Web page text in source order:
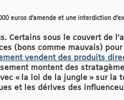
euros d’amende et une interdiction
Certains sous le couvert de
(bons comme mauvais)
vendent des produits
montent des
« la loi de la jungle » sur la
et les dérives des